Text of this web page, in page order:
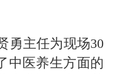
勇主任为现场30
中医养生方面的